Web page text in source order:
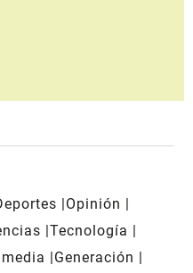
Opinión
Tecnología
Generación